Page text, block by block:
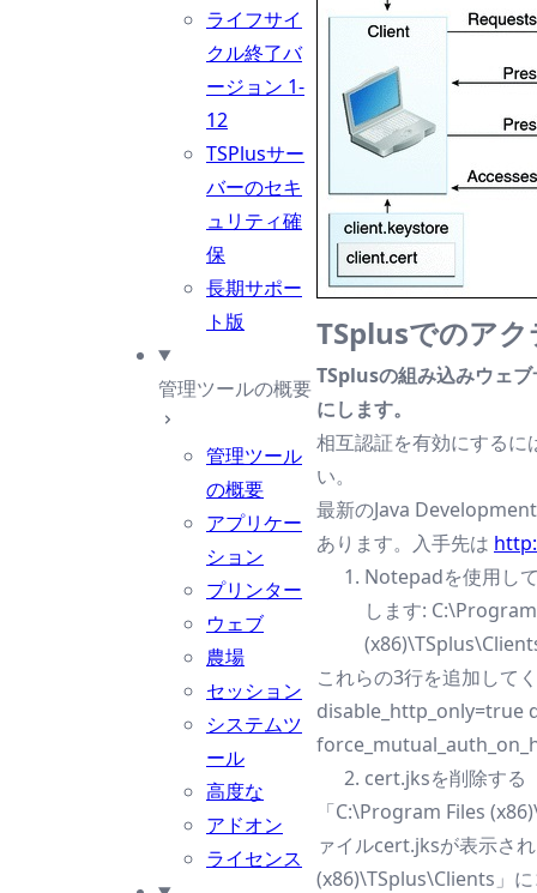
ライフサイ
クル終了バ
ージョン 1-
12
TSPlusサー
バーのセキ
ュリティ確
保
長期サポー
ト版
管理ツールの概要
管理ツール
の概要
アプリケー
ション
プリンター
ウェブ
農場
セッション
システムツ
ール
高度な
アドオン
ライセンス
TSplusでのア
TSplusの組み込みウェ
にします。
相互認証を有効にするに
い。
最新のJava
あります。入手先は
Notepadを使用し
します:
これらの3行を追加して
disable_http_only=true
cert.jksを削除する
「C:\Program Files
ァイルcert.jksが表示さ
(x86)\TSplus\Clients」